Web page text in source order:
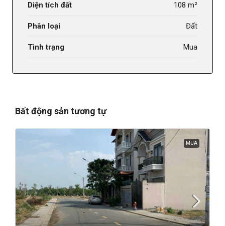
Diện tích đất 108 m²
Phân loại Đất
Tình trạng Mua
Bất động sản tương tự
MUA